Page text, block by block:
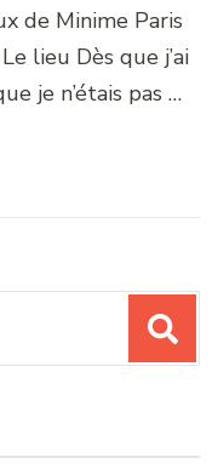
de Minime Paris
lieu Dès que j’ai
je n’étais pas …